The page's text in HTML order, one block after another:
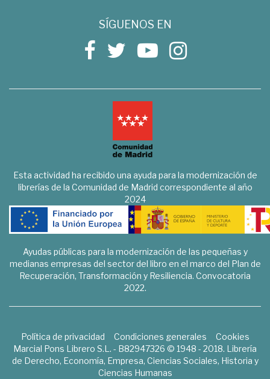
SÍGUENOS EN
Esta actividad ha recibido una ayuda para la modernización de
librerías de la Comunidad de Madrid correspondiente al año
2024
Ayudas públicas para la modernización de las pequeñas y
medianas empresas del sector del libro en el marco del Plan de
Recuperación, Transformación y Resiliencia. Convocatoria
2022.
Política de privacidad Condiciones generales
Cookies
Marcial Pons Librero S.L. - B82947326 © 1948 - 2018. Librería
de Derecho, Economía, Empresa, Ciencias Sociales, Historia y
Ciencias Humanas